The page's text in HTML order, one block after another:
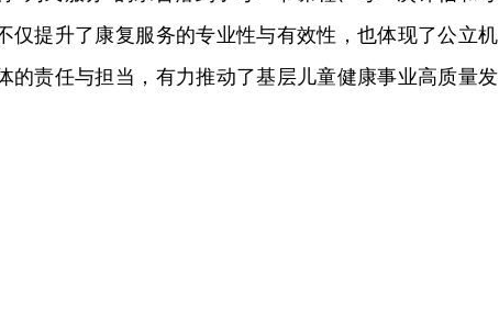
仅提升了康复服务的专业性与有效性，也体现了公立机
的责任与担当，有力推动了基层儿童健康事业高质量发